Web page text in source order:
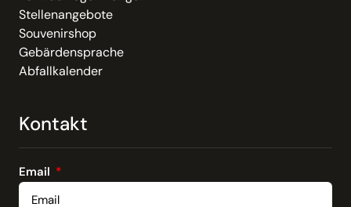
Stellenangebote
Souvenirshop
Gebärdensprache
Abfallkalender
Kontakt
Email